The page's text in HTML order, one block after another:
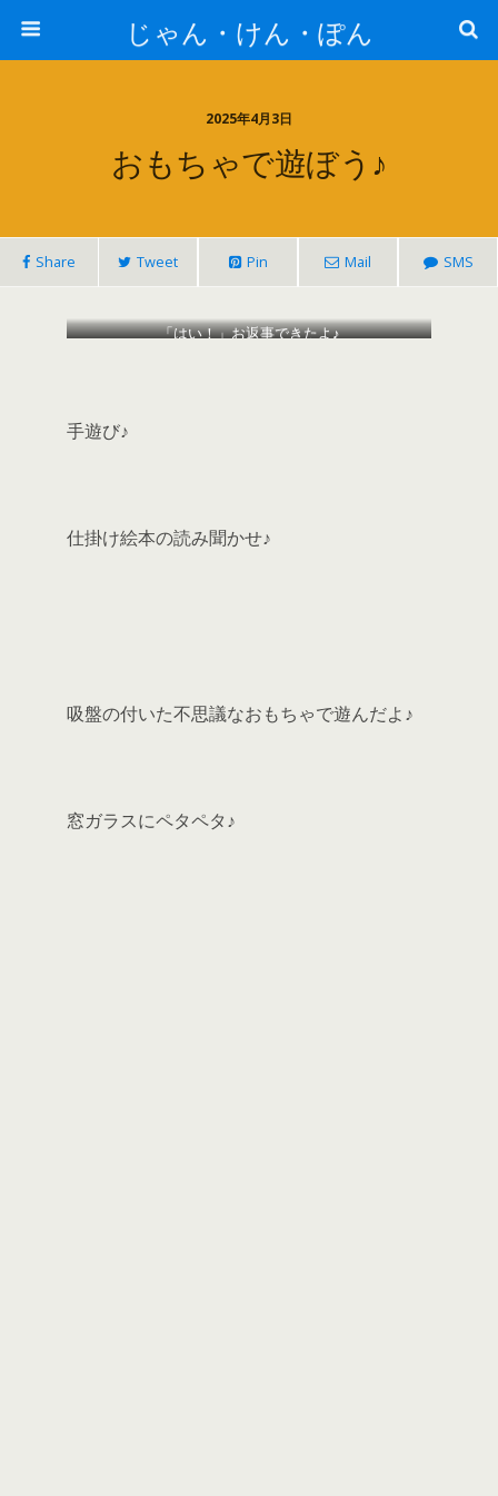
じゃん・けん・ぽん
2025年4月3日
おもちゃで遊ぼう♪
Share Tweet Pin Mail SMS
「はい！」お返事できたよ♪
手遊び♪
仕掛け絵本の読み聞かせ♪
吸盤の付いた不思議なおもちゃで遊んだよ♪
窓ガラスにペタペタ♪